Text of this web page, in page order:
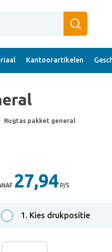
Kantoorartikelen
Rugtas pakket general
27,94P/S
1 . Kies drukpositie